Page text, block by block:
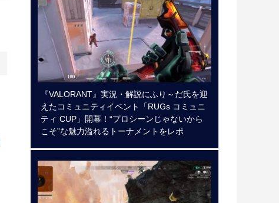
『VALORANT』実況・解説にふり～だ氏を迎
えたコミュニティイベント「RUGs コミュニ
ティ CUP」開幕！“プロシーンじゃないから
こそ”な魅力溢れるトーナメントをレポ